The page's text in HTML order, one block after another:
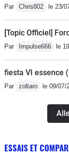
Par Chris802 le 23/
[Topic Officiel]
Par Impulse666 le
fiesta VI essence
Par zoltaro le 09/07/
ESSAIS ET